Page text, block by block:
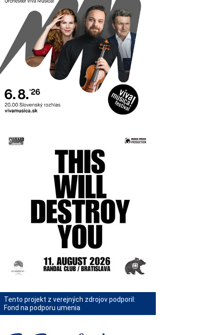
Tento projekt z verejných zdrojov podporil:
Fond na podporu umenia